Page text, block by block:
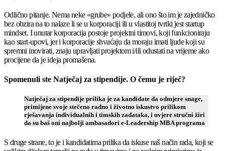
Odlično pitanje. Nema neke «grube» podjele, ali ono što im je zajedničko
bez obzira na to nalaze li se u korporaciji ili u vlastitoj tvrtki jest startup
mindset. I unutar korporacija postoje projektni timovi, koji funkcioniraju
kao start-upovi, jer i korporacije shvaćaju da moraju imati ljude koji su
spremni inovirati, znaju upravljati projektom i/ili odustati na vrijeme ako
procijene da je ideja promašena.
Spomenuli ste Natječaj za stipendije. O čemu je riječ?
Natječaj za stipendije prilika je za kandidate da odmjere snage,
primijene svoje stečeno radno i životno iskustvo prilikom
rješavanja individualnih i timskih zadataka, i uvjere stručni žiri
da su baš oni najbolji ambasadori e-Leadership MBA programa
S druge strane, to je i kandidatima prilika da iskuse naš način rada, koji se